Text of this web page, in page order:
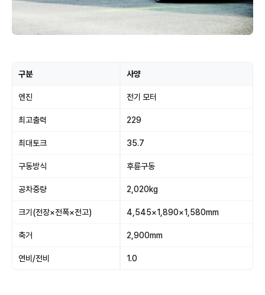
구분 사양
엔진 전기 모터
최고출력 229
최대토크 35.7
구동방식 후륜구동
공차중량 2,020kg
크기(전장×전폭×전고) 4,545×1,890×1,580mm
축거 2,900mm
연비/전비 1.0